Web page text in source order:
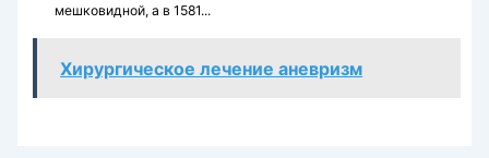
мешковидной, а в 1581...
Хирургическое лечение аневризм